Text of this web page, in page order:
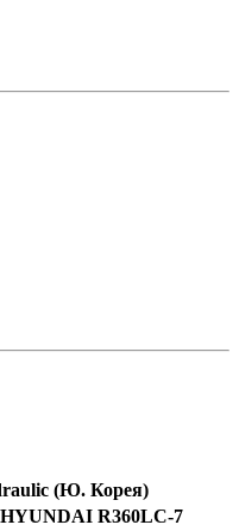
(Ю. Корея)
HYUNDAI R360LC-7